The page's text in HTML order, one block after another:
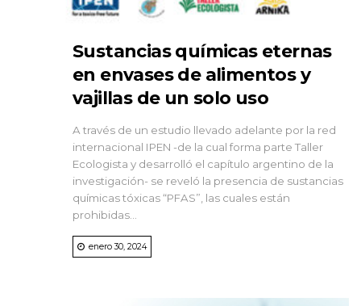
Sustancias químicas eternas
en envases de alimentos y
vajillas de un solo uso
A través de un estudio llevado adelante por la red
internacional IPEN -de la cual forma parte Taller
Ecologista y desarrolló el capítulo argentino de la
investigación- se reveló la presencia de sustancias
químicas tóxicas “PFAS”, las cuales están
prohibidas...
enero 30, 2024